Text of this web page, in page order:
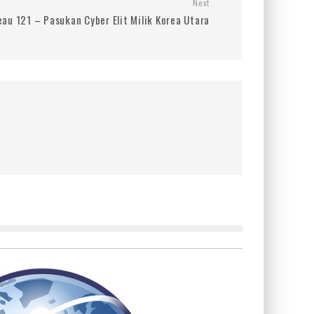
Next
121 – Pasukan Cyber Elit Milik Korea Utara